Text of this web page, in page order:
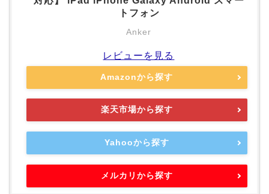
トフォン
Anker
レビューを見る
Amazonから探す
楽天市場から探す
Yahooから探す
メルカリから探す